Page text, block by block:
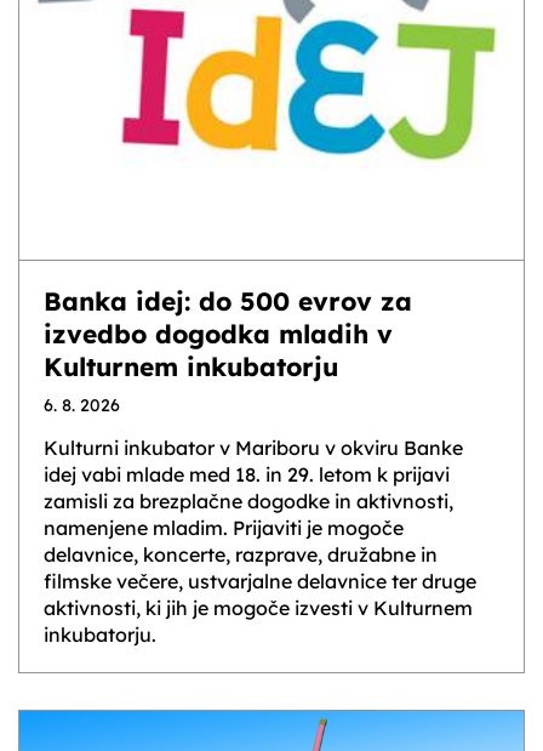
Banka idej: do 500 evrov za
izvedbo dogodka mladih v
Kulturnem inkubatorju
6. 8. 2026
Kulturni inkubator v Mariboru v okviru Banke
idej vabi mlade med 18. in 29. letom k prijavi
zamisli za brezplačne dogodke in aktivnosti,
namenjene mladim. Prijaviti je mogoče
delavnice, koncerte, razprave, družabne in
filmske večere, ustvarjalne delavnice ter druge
aktivnosti, ki jih je mogoče izvesti v Kulturnem
inkubatorju.